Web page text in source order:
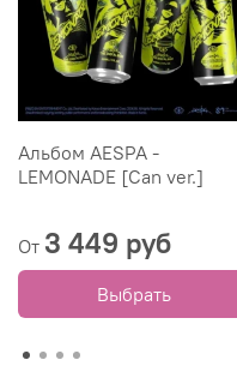
Альбом AESPA -
LEMONADE [Can ver.]
От 3 449 руб
Выбрать